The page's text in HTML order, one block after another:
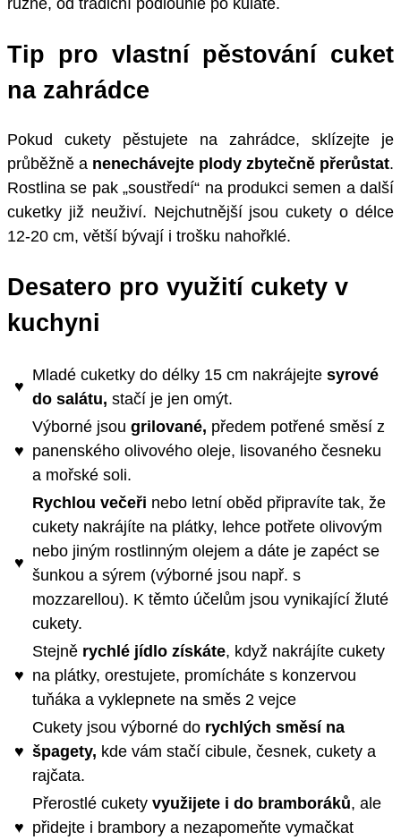
různé, od tradiční podlouhlé po kulaté.
Tip pro vlastní pěstování cuket
na zahrádce
Pokud cukety pěstujete na zahrádce, sklízejte je
průběžně a nenechávejte plody zbytečně přerůstat.
Rostlina se pak „soustředí“ na produkci semen a další
cuketky již neuživí. Nejchutnější jsou cukety o délce
12-20 cm, větší bývají i trošku nahořklé.
Desatero pro využití cukety v
kuchyni
♥
Mladé cuketky do délky 15 cm nakrájejte syrové
do salátu, stačí je jen omýt.
♥
Výborné jsou grilované, předem potřené směsí z
panenského olivového oleje, lisovaného česneku
a mořské soli.
♥
Rychlou večeři nebo letní oběd připravíte tak, že
cukety nakrájíte na plátky, lehce potřete olivovým
nebo jiným rostlinným olejem a dáte je zapéct se
šunkou a sýrem (výborné jsou např. s
mozzarellou). K těmto účelům jsou vynikající žluté
cukety.
♥
Stejně rychlé jídlo získáte, když nakrájíte cukety
na plátky, orestujete, promícháte s konzervou
tuňáka a vyklepnete na směs 2 vejce
♥
Cukety jsou výborné do rychlých směsí na
špagety, kde vám stačí cibule, česnek, cukety a
rajčata.
♥
Přerostlé cukety využijete i do bramboráků, ale
přidejte i brambory a nezapomeňte vymačkat